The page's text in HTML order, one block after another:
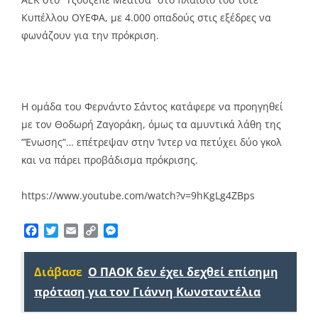
Κυπέλλου ΟΥΕΦΑ, με 4.000 οπαδούς στις εξέδρες να
φωνάζουν για την πρόκριση.
Η ομάδα του Φερνάντο Σάντος κατάφερε να προηγηθεί
με τον Θοδωρή Ζαγοράκη, όμως τα αμυντικά λάθη της
”Ένωσης”… επέτρεψαν στην Ίντερ να πετύχει δύο γκολ
και να πάρει προβάδισμα πρόκρισης.
https://www.youtube.com/watch?v=9hKgLg4ZBps
Facebook
TwitterEmailCopy
Διάβασε Ο ΠΑΟΚ δεν έχει δεχθεί επίσημη
πρόταση για τον Γιάννη Κωνσταντέλια